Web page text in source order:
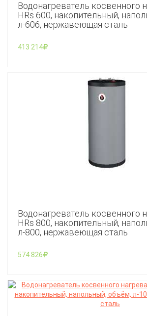
Водонагреватель косвенного
HRs 600, накопительный,
л-606, нержавеющая сталь
413 214
Водонагреватель косвенного
HRs 800, накопительный,
л-800, нержавеющая сталь
574 826